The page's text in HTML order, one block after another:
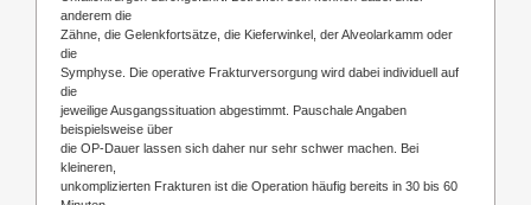
anderem die
Zähne, die Gelenkfortsätze, die Kieferwinkel, der Alveolarkamm oder
die
Symphyse. Die operative Frakturversorgung wird dabei individuell auf
die
jeweilige Ausgangssituation abgestimmt. Pauschale Angaben
beispielsweise über
die OP-Dauer lassen sich daher nur sehr schwer machen. Bei
kleineren,
unkomplizierten Frakturen ist die Operation häufig bereits in 30 bis 60